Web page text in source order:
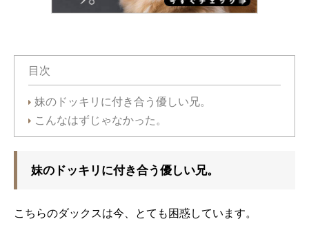
目次
妹のドッキリに付き合う優しい兄。
こんなはずじゃなかった。
妹のドッキリに付き合う優しい兄。
こちらのダックスは今、とても困惑しています。